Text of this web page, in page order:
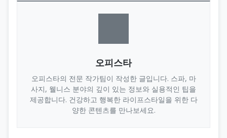
오피스타
오피스타의 전문 작가팀이 작성한 글입니다. 스파, 마
사지, 웰니스 분야의 깊이 있는 정보와 실용적인 팁을
제공합니다. 건강하고 행복한 라이프스타일을 위한 다
양한 콘텐츠를 만나보세요.